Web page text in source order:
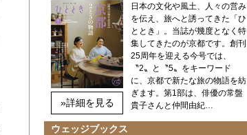
»詳細を見る
日本の文化や風土、人々の営み
を伝え、旅へと誘ってきた「ひ
ととき」。当誌が幾度となく特
集してきたのが京都です。創刊
25周年を迎える今号では、
〝2〟と〝5〟をキーワード
に、京都で新たな旅の物語を紡
ぎます。第1部は、俳優の常盤
貴子さんと仲間由紀…
ウェッジブックス